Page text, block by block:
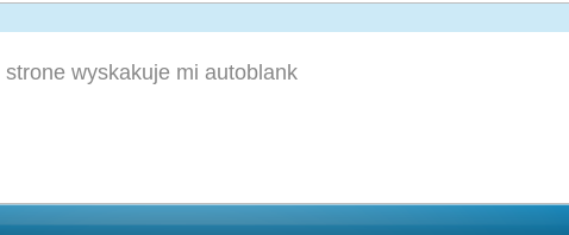
strone wyskakuje mi autoblank